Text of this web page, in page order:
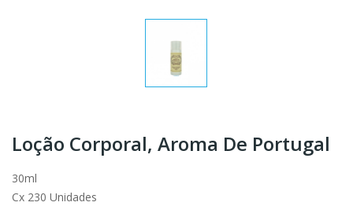
Loção Corporal, Aroma De Portugal
30ml
Cx 230 Unidades